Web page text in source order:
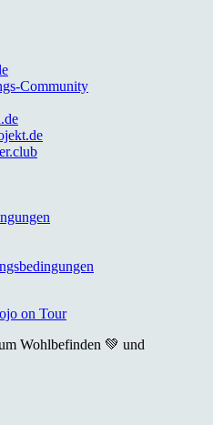
Community
on Tour
Wohlbefinden 💚 und